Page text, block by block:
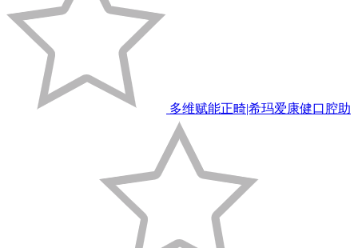
多维赋能正畸|希玛爱康健口腔助